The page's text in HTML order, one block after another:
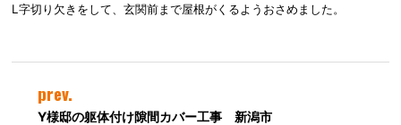
L字切り欠きをして、玄関前まで屋根がくるようおさめました。
prev.
Y様邸の躯体付け隙間カバー工事 新潟市